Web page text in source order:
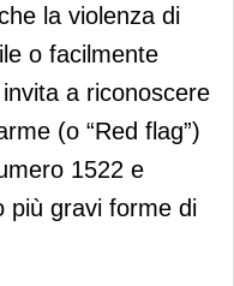
la violenza di
o facilmente
a riconoscere
(o “Red flag”)
1522 e
più gravi forme di